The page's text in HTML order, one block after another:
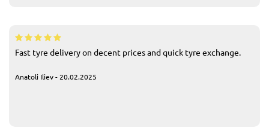
Fast tyre delivery on decent prices and quick tyre exchange.
Anatoli Iliev - 20.02.2025